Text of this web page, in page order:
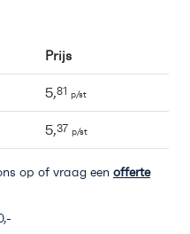
Prijs
5,81 p/st
5,37 p/st
op of vraag een offerte